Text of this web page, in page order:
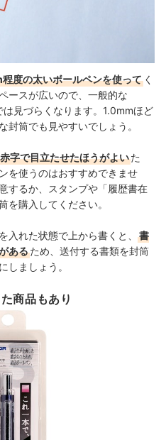
度の太いボールペンを使って く
ースが広いので、一般的な
見づらくなります。1.0mmほど
封筒でも見やすいでしょう。
字で目立たせたほうがよいた
を使うのはおすすめできませ
するか、スタンプや「履歴書在
を購入してください。
入れた状態で上から書くと、
書
あるため、送付する書類を封筒
しましょう。
商品もあり